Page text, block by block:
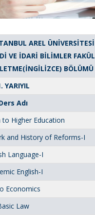
AREL ÜNİVERSİTESİ
VE İDARİ BİLİMLER
BÖLÜMÜ
YARIYIL
Adı
Higher Education
and History of Reforms-I
Language-I
English-I
Economics
Law